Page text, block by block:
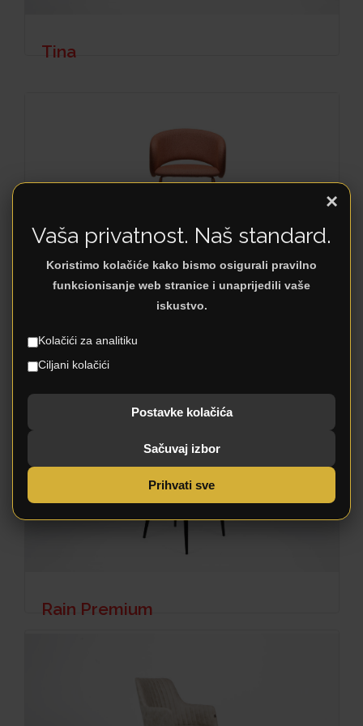
Tina
Odessa
Rain Premium
×
Vaša privatnost. Naš standard.
Koristimo kolačiće kako bismo osigurali pravilno
funkcionisanje web stranice i unaprijedili vaše
iskustvo.
Kolačići za analitiku
Ciljani kolačići
Postavke kolačića
Sačuvaj izbor
Prihvati sve